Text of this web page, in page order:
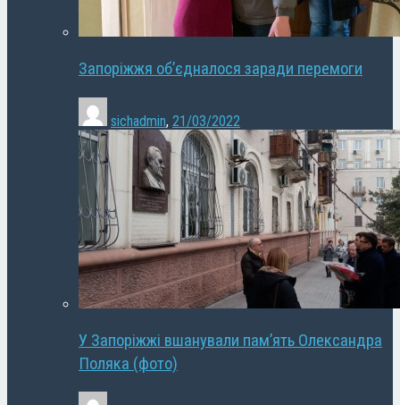
Запоріжжя об’єдналося заради перемоги
sichadmin, 21/03/2022
У Запоріжжі вшанували пам’ять Олександра
Поляка (фото)